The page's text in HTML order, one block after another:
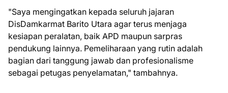
"Saya mengingatkan kepada seluruh jajaran
DisDamkarmat Barito Utara agar terus menjaga
kesiapan peralatan, baik APD maupun sarpras
pendukung lainnya. Pemeliharaan yang rutin adalah
bagian dari tanggung jawab dan profesionalisme
sebagai petugas penyelamatan," tambahnya.